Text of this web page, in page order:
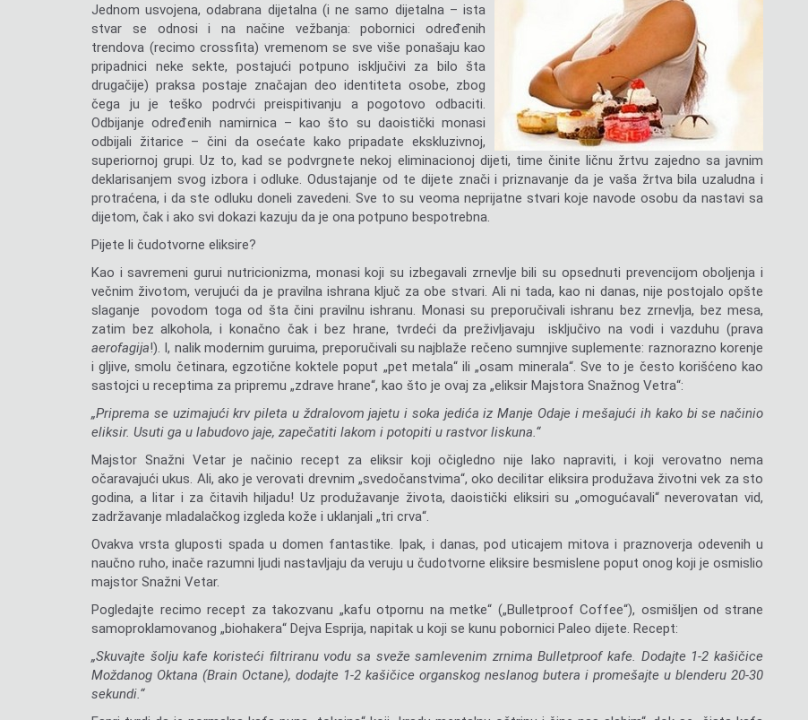
Jednom usvojena, odabrana dijetalna (i ne samo dijetalna – ista
stvar se odnosi i na načine vežbanja: pobornici određenih
trendova (recimo crossfita) vremenom se sve više ponašaju kao
pripadnici neke sekte, postajući potpuno isključivi za bilo šta
drugačije) praksa postaje značajan deo identiteta osobe, zbog
čega ju je teško podrvći preispitivanju a pogotovo odbaciti.
Odbijanje određenih namirnica – kao što su daoistički monasi
odbijali žitarice – čini da osećate kako pripadate ekskluzivnoj,
superiornoj grupi. Uz to, kad se podvrgnete nekoj eliminacionoj dijeti, time činite ličnu žrtvu zajedno sa javnim
deklarisanjem svog izbora i odluke. Odustajanje od te dijete znači i priznavanje da je vaša žrtva bila uzaludna i
protraćena, i da ste odluku doneli zavedeni. Sve to su veoma neprijatne stvari koje navode osobu da nastavi sa
dijetom, čak i ako svi dokazi kazuju da je ona potpuno bespotrebna.
Pijete li čudotvorne eliksire?
Kao i savremeni gurui nutricionizma, monasi koji su izbegavali zrnevlje bili su opsednuti prevencijom oboljenja i
večnim životom, verujući da je pravilna ishrana ključ za obe stvari. Ali ni tada, kao ni danas, nije postojalo opšte
slaganje povodom toga od šta čini pravilnu ishranu. Monasi su preporučivali ishranu bez zrnevlja, bez mesa,
zatim bez alkohola, i konačno čak i bez hrane, tvrdeći da preživljavaju isključivo na vodi i vazduhu (prava
aerofagija!). I, nalik modernim guruima, preporučivali su najblaže rečeno sumnjive suplemente: raznorazno korenje
i gljive, smolu četinara, egzotične koktele poput „pet metala“ ili „osam minerala“. Sve to je često korišćeno kao
sastojci u receptima za pripremu „zdrave hrane“, kao što je ovaj za „eliksir Majstora Snažnog Vetra“:
„Priprema se uzimajući krv pileta u ždralovom jajetu i soka jedića iz Manje Odaje i mešajući ih kako bi se načinio
eliksir. Usuti ga u labudovo jaje, zapečatiti lakom i potopiti u rastvor liskuna.“
Majstor Snažni Vetar je načinio recept za eliksir koji očigledno nije lako napraviti, i koji verovatno nema
očaravajući ukus. Ali, ako je verovati drevnim „svedočanstvima“, oko decilitar eliksira produžava životni vek za sto
godina, a litar i za čitavih hiljadu! Uz produžavanje života, daoistički eliksiri su „omogućavali“ neverovatan vid,
zadržavanje mladalačkog izgleda kože i uklanjali „tri crva“.
Ovakva vrsta gluposti spada u domen fantastike. Ipak, i danas, pod uticajem mitova i praznoverja odevenih u
naučno ruho, inače razumni ljudi nastavljaju da veruju u čudotvorne eliksire besmislene poput onog koji je osmislio
majstor Snažni Vetar.
Pogledajte recimo recept za takozvanu „kafu otpornu na metke“ („Bulletproof Coffee“), osmišljen od strane
samoproklamovanog „biohakera“ Dejva Esprija, napitak u koji se kunu pobornici Paleo dijete. Recept:
„Skuvajte šolju kafe koristeći filtriranu vodu sa sveže samlevenim zrnima Bulletproof kafe. Dodajte 1-2 kašičice
Moždanog Oktana (Brain Octane), dodajte 1-2 kašičice organskog neslanog butera i promešajte u blenderu 20-30
sekundi.“